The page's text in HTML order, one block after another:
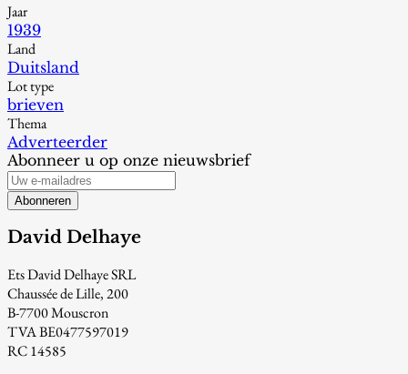
Jaar
1939
Land
Duitsland
Lot type
brieven
Thema
Adverteerder
Abonneer u op onze nieuwsbrief
Abonneren
David Delhaye
Ets David Delhaye SRL
Chaussée de Lille, 200
B-7700 Mouscron
TVA BE0477597019
RC 14585